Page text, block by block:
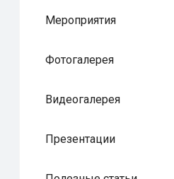
Мероприятия
Фотогалерея
Видеогалерея
Презентации